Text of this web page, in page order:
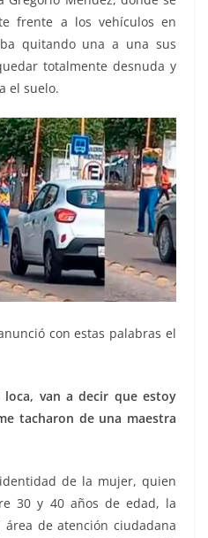
frente a los vehículos en
quitando una a una sus
totalmente desnuda y
el suelo.
con estas palabras el
van a decir que estoy
tacharon de una maestra
de la mujer, quien
30 y 40 años de edad, la
de atención ciudadana